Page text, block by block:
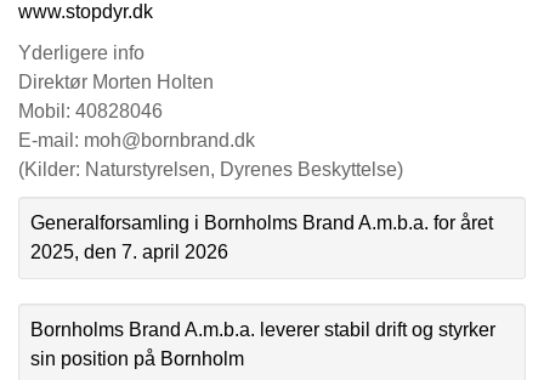
www.stopdyr.dk
Yderligere info
Direktør Morten Holten
Mobil: 40828046
E-mail: moh@bornbrand.dk
(Kilder: Naturstyrelsen, Dyrenes Beskyttelse)
Generalforsamling i Bornholms Brand A.m.b.a. for året
2025, den 7. april 2026
Bornholms Brand A.m.b.a. leverer stabil drift og styrker
sin position på Bornholm